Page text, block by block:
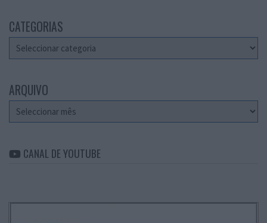
CATEGORIAS
Categorias
ARQUIVO
Arquivo
CANAL DE YOUTUBE